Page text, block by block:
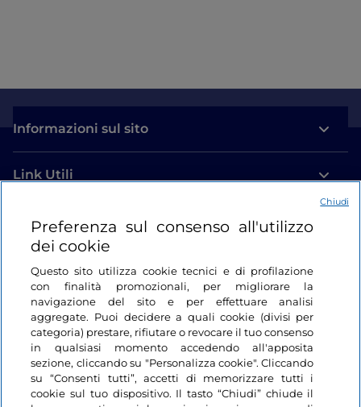
Informazioni sul sito
Link Utili
Login
Restiamo in contatto
Preferenza sul consenso all'utilizzo
dei cookie
Questo sito utilizza cookie tecnici e di profilazione
con finalità promozionali, per migliorare la
navigazione del sito e per effettuare analisi
aggregate. Puoi decidere a quali cookie (divisi per
categoria) prestare, rifiutare o revocare il tuo consenso
in qualsiasi momento accedendo all'apposita
sezione, cliccando su "Personalizza cookie". Cliccando
su “Consenti tutti”, accetti di memorizzare tutti i
cookie sul tuo dispositivo. Il tasto “Chiudi” chiude il
Chiudi